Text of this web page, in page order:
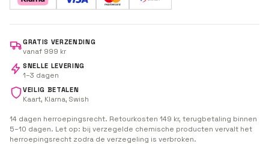
GRATIS VERZENDING
vanaf 999 kr
SNELLE LEVERING
1–3 dagen
VEILIG BETALEN
Kaart, Klarna, Swish
14 dagen herroepingsrecht. Retourkosten 149 kr, terugbetaling binnen
5–10 dagen. Let op: bij verzegelde chemische producten vervalt het
herroepingsrecht zodra de verzegeling is verbroken.